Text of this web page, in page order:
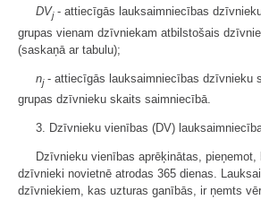
DVj- attiecīgās lauksaimniecības
grupas vienam dzīvniekam atbilstošais
(saskaņā ar tabulu);
nj- attiecīgās lauksaimniecības dzīvnieku
grupas dzīvnieku skaits saimniecībā.
3. Dzīvnieku vienības (DV)
Dzīvnieku vienības aprēķinātas,
dzīvnieki novietnē atrodas 365 dienas.
dzīvniekiem, kas uzturas ganībās, ir ņemts